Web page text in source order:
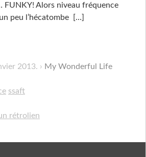
FUNKY! Alors niveau fréquence
peu l’hécatombe
[…]
2013. My Wonderful Life
ssaft
rétrolien